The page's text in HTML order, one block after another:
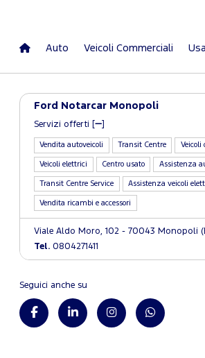
Auto Veicoli Commerciali
Ford Notarcar Monopoli
Servizi offerti [
Vendita autoveicoli Transit Centre Veicoli
Veicoli elettrici Centro usato Assistenza
Transit Centre Service Assistenza veicoli
Vendita ricambi e accessori
Viale Aldo Moro, 102 - 70043 Monopoli
Tel. 0804271411
Seguici anche su